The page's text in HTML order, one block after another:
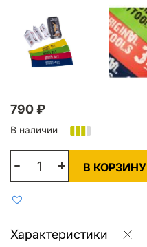
790₽
В наличии
В КОРЗИНУ
Характеристики